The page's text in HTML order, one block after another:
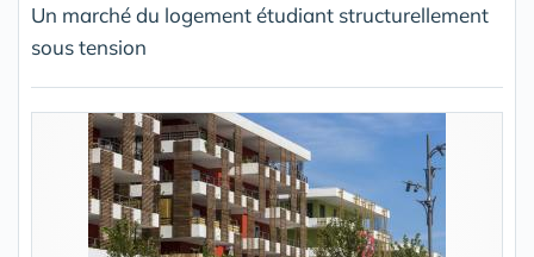
Un marché du logement étudiant structurellement
sous tension